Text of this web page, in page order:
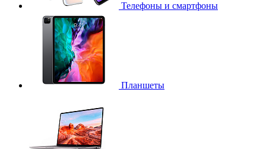
Телефоны и смартфоны
Планшеты